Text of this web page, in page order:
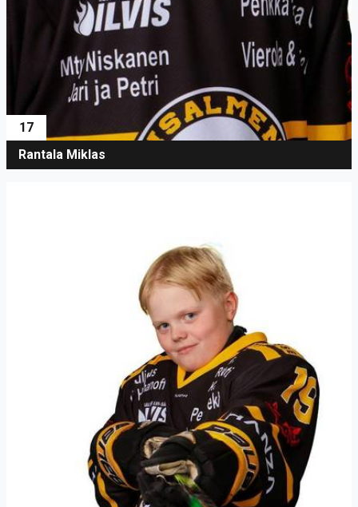
17
Rantala Miklas